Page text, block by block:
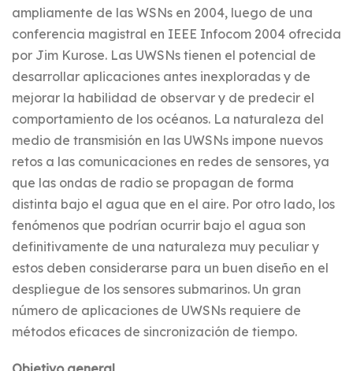
ampliamente de las WSNs en 2004, luego de una
conferencia magistral en IEEE Infocom 2004 ofrecida
por Jim Kurose. Las UWSNs tienen el potencial de
desarrollar aplicaciones antes inexploradas y de
mejorar la habilidad de observar y de predecir el
comportamiento de los océanos. La naturaleza del
medio de transmisión en las UWSNs impone nuevos
retos a las comunicaciones en redes de sensores, ya
que las ondas de radio se propagan de forma
distinta bajo el agua que en el aire. Por otro lado, los
fenómenos que podrían ocurrir bajo el agua son
definitivamente de una naturaleza muy peculiar y
estos deben considerarse para un buen diseño en el
despliegue de los sensores submarinos. Un gran
número de aplicaciones de UWSNs requiere de
métodos eficaces de sincronización de tiempo.